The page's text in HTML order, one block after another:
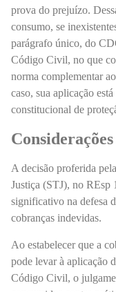
prova do prejuízo.
consumo, se
parágrafo único, do
Código Civil, no que
norma complementar
caso, sua aplicação
constitucional de
A decisão proferida
Justiça (STJ), no REsp
significativo na defesa
cobranças indevidas.
Ao estabelecer que a
pode levar à aplicação
Código Civil, o